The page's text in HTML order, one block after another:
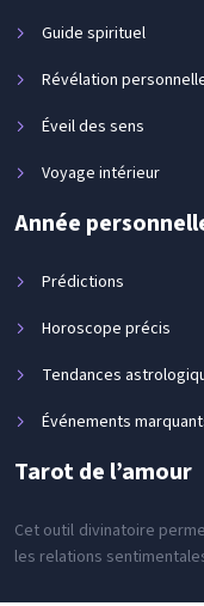
Guide spirituel
Révélation
Éveil des sens
Voyage intérieur
Année
Prédictions
Horoscope précis
Tendances
Événements
Tarot de l’amour
Cet outil divinatoire
les relations